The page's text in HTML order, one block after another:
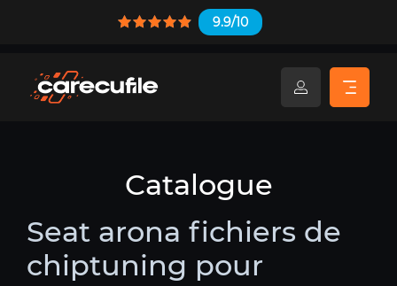
9.9/10
Catalogue
Seat arona fichiers de
chiptuning pour